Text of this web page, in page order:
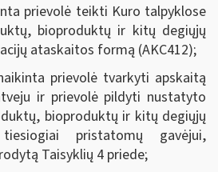
teikti Kuro talpyklose
bioproduktų ir kitų degiųjų
ataskaitos formą (AKC412);
tvarkyti apskaitą
ir prievolė pildyti nustatyto
bioproduktų ir kitų degiųjų
pristatomų gavėjui,
Taisyklių 4 priede;